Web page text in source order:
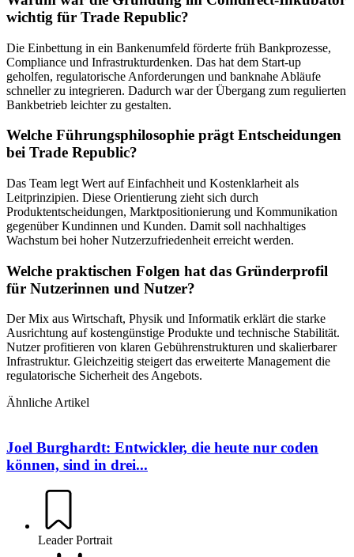
wichtig für Trade Republic?
Die Einbettung in ein Bankenumfeld förderte früh Bankprozesse,
Compliance und Infrastrukturdenken. Das hat dem Start-up
geholfen, regulatorische Anforderungen und banknahe Abläufe
schneller zu integrieren. Dadurch war der Übergang zum regulierten
Bankbetrieb leichter zu gestalten.
Welche Führungsphilosophie prägt Entscheidungen
bei Trade Republic?
Das Team legt Wert auf Einfachheit und Kostenklarheit als
Leitprinzipien. Diese Orientierung zieht sich durch
Produktentscheidungen, Marktpositionierung und Kommunikation
gegenüber Kundinnen und Kunden. Damit soll nachhaltiges
Wachstum bei hoher Nutzerzufriedenheit erreicht werden.
Welche praktischen Folgen hat das Gründerprofil
für Nutzerinnen und Nutzer?
Der Mix aus Wirtschaft, Physik und Informatik erklärt die starke
Ausrichtung auf kostengünstige Produkte und technische Stabilität.
Nutzer profitieren von klaren Gebührenstrukturen und skalierbarer
Infrastruktur. Gleichzeitig steigert das erweiterte Management die
regulatorische Sicherheit des Angebots.
Ähnliche Artikel
Joel Burghardt: Entwickler, die heute nur coden
können, sind in drei...
Leader Portrait